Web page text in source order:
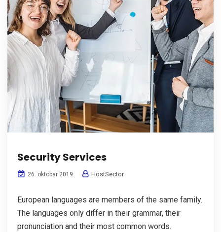
Security Services
26. oktobar 2019. HostSector
European languages are members of the same family.
The languages only differ in their grammar, their
pronunciation and their most common words.